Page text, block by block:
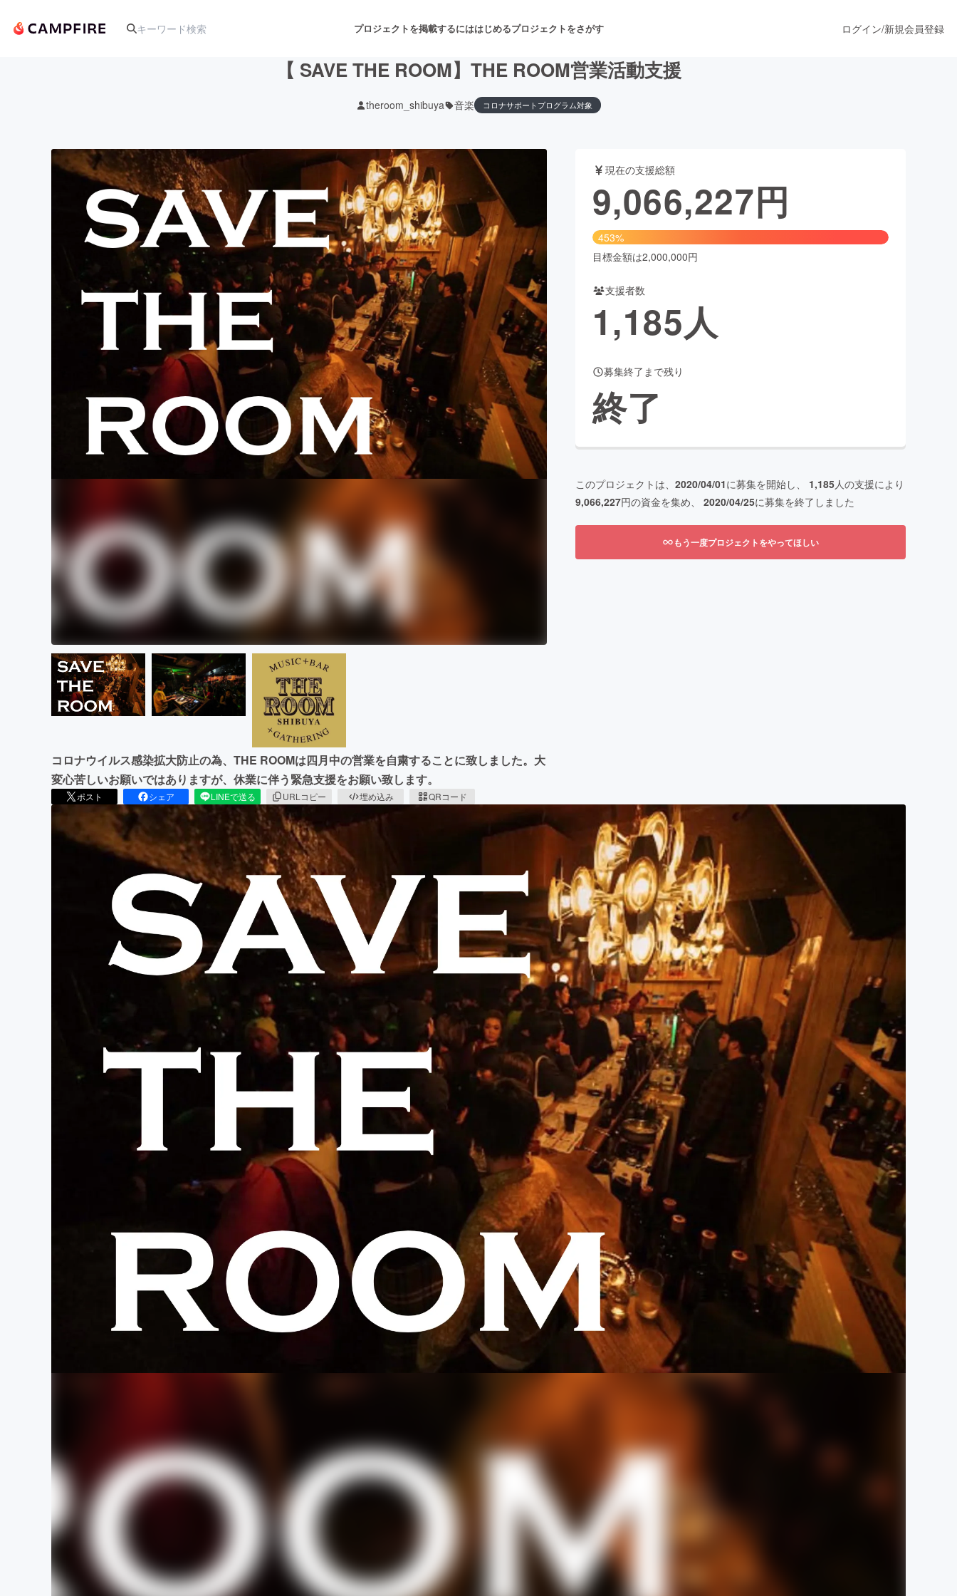
プロジェクトを掲載するにははじめるプロジェクトをさがす
アート・写真 舞台・パフォーマンス
テクノロジー・ガジェット ゲーム・サービス開発 フード・飲食店 ファッション
映像・映画 書籍・雑誌出版 アニメ・漫画
ビジネス・起業 チャレンジ ビューティー・ヘルスケア
まちづくり・地域活性化
CAMPFIRE for Social GoodCAMPFIRE Creation
CAMPFIREふるさと納税machi-ya コミュニティ
ログイン/新規会員登録
【 SAVE THE ROOM】THE ROOM営業活動支援
theroom_shibuya 音楽 コロナサポートプログラム対象
コロナウイルス感染拡大防止の為、THE ROOMは四月中の営業を自粛することに致しました。大
変心苦しいお願いではありますが、休業に伴う緊急支援をお願い致します。
ポスト シェア LINEで送る URLコピー 埋め込み QRコード
現在の支援総額
9,066,227円
453%
目標金額は2,000,000円
支援者数
1,185人
募集終了まで残り
終了
このプロジェクトは、 2020/04/01に募集を開始し、 1,185人の支援により
9,066,227円の資金を集め、 2020/04/25に募集を終了しました
もう一度プロジェクトをやってほしい